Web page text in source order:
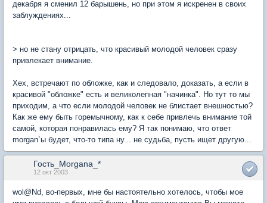
декабря я сменил 12 барышень, но при этом я искренен в своих
заблуждениях...
> но не стану отрицать, что красивый молодой человек сразу
привлекает внимание.
Хех, встречают по обложке, как и следовало, доказать, а если в
красивой "обложке" есть и великолепная "начинка". Но тут то мы
приходим, а что если молодой человек не блистает внешностью?
Как же ему быть горемычному, как к себе привлечь внимание той
самой, которая понравилась ему? Я так понимаю, что ответ
morgan`ы будет, что-то типа ну... не судьба, пусть ищет другую...
Гость_Morgana_*
12 окт 2003
wol@Nd, во-первых, мне бы настоятельно хотелось, чтобы мое